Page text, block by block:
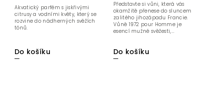
Do košíku
Akvatický parfém s jiskřivými
citrusy a vodními květy, který se
rozvine do nádherných svěžích
tónů.
Do košíku
Představte si vůni, která vás
okamžitě přenese do sluncem
zalitého jihozápadu Francie.
Vůně 1972 pour Homme je
esencí mužné svěžesti,...